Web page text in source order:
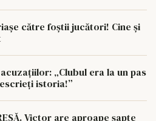
către foștii jucători! Cine și
„Clubul era la un pas
istoria!”
Victor are aproape șapte